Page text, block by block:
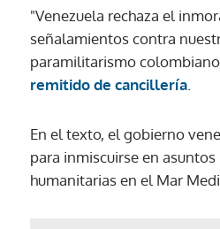
"Venezuela rechaza el
señalamientos contra
paramilitarismo
remitido de cancillería
En el texto, el gobierno
para inmiscuirse en
humanitarias en el Mar